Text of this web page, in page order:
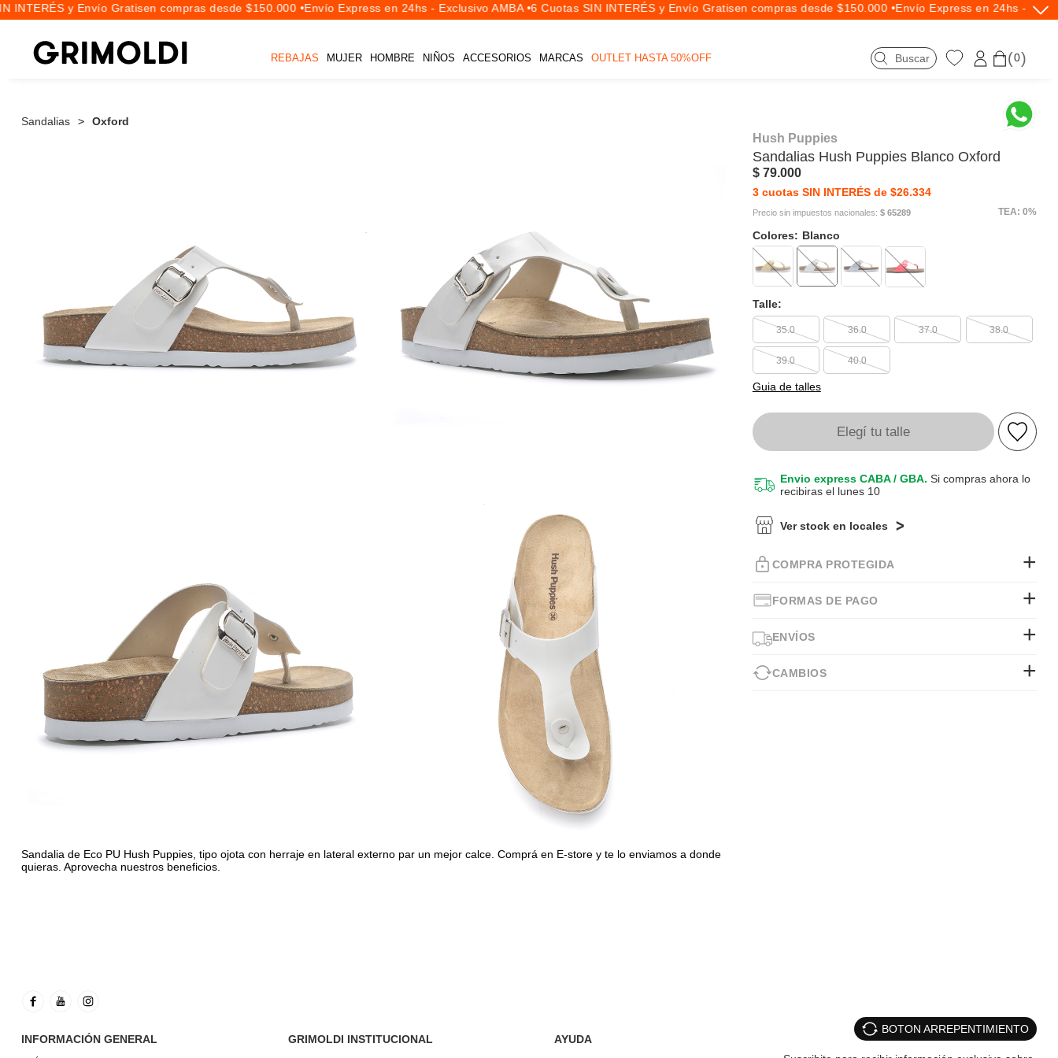
REBAJAS MUJER HOMBRE NIÑOS ACCESORIOS MARCAS OUTLET HASTA 50%OFF
INTERÉS y Envío Gratisen compras desde $150.000 •Envío Express en 24hs - Exclusivo AMBA •6 Cuotas SIN INTERÉS y Envío Gratisen compras desde $150.000 •Envío Express en 24hs -
0
Sandalias Oxford
Sandalia de Eco PU Hush Puppies, tipo ojota con herraje en lateral externo par un mejor calce. Comprá en E-store y te lo enviamos a donde
quieras. Aprovecha nuestros beneficios.
Hush Puppies
Sandalias Hush Puppies Blanco Oxford
$ 79.000
3 cuotas SIN INTERÉS de $26.334
Precio sin impuestos nacionales: $ 65289 TEA: 0%
Colores: Blanco
Talle:
Guia de talles
35.0 36.0 37.0 38.0
39.0 40.0
Elegí tu talle
Envio express CABA / GBA. Si compras ahora lo
recibiras el lunes 10
Ver stock en locales
COMPRA PROTEGIDA
FORMAS DE PAGO
ENVÍOS
CAMBIOS
INFORMACIÓN GENERAL GRIMOLDI INSTITUCIONAL AYUDA
BOTON ARREPENTIMIENTO